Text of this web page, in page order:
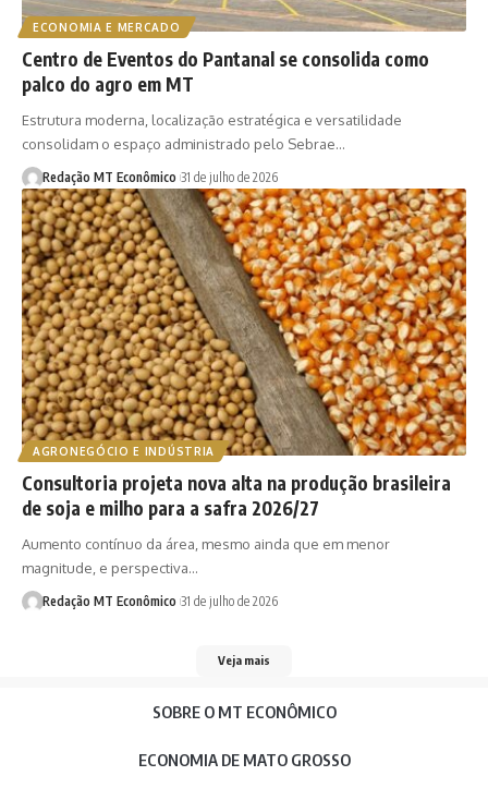
ECONOMIA E MERCADO
Centro de Eventos do Pantanal se consolida como
palco do agro em MT
Estrutura moderna, localização estratégica e versatilidade
consolidam o espaço administrado pelo Sebrae…
Redação MT Econômico 31 de julho de 2026
AGRONEGÓCIO E INDÚSTRIA
Consultoria projeta nova alta na produção brasileira
de soja e milho para a safra 2026/27
Aumento contínuo da área, mesmo ainda que em menor
magnitude, e perspectiva…
Redação MT Econômico 31 de julho de 2026
Veja mais
SOBRE O MT ECONÔMICO
ECONOMIA DE MATO GROSSO